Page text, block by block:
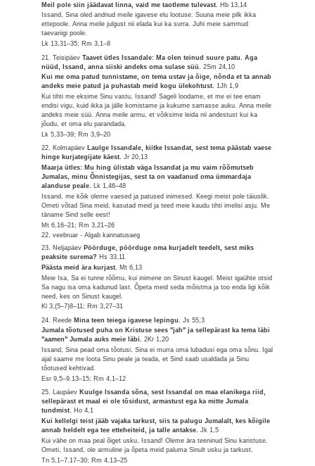
Meil pole siin jäädavat linna, vaid me taotleme tulevast. Hb 13,14
Issand, Sina oled andnud meile igavese elu lootuse. Suuna meie pilk ikka
ettepoole. Anna meile julgust nii elada kui ka surra. Juhi meie sammud
taevariigi poole.
Lk 13,31–35; Rm 3,1–8
21. TeisipäevTaavet ütles Issandale: Ma olen teinud suure patu. Aga
nüüd, Issand, anna siiski andeks oma sulase süü.2Sm 24,10
Kui me oma patud tunnistame, on tema ustav ja õige, nõnda et ta annab
andeks meie patud ja puhastab meid kogu ülekohtust.1Jh 1,9
Kui tihti me eksime Sinu vastu, Issand! Sageli loodame, et me ei tee enam
endisi vigu, kuid ikka ja jälle komistame ja kukume samasse auku. Anna meile
andeks meie süü. Anna meile armu, et võiksime leida nii andestust kui ka
jõudu, et oma elu parandada.
Lk 5,33–39; Rm 3,9–20
22. Kolmapäev Laulge Issandale, kiitke Issandat, sest tema päästab vaese
hinge kurjategijate käest.Jr 20,13
Maarja ütles: Mu hing ülistab väga Issandat ja mu vaim rõõmutseb
Jumalas, minu Õnnistegijas, sest ta on vaadanud oma ümmardaja
alanduse peale. Lk 1,46–48
Issand, me kõik oleme vaesed ja patused inimesed. Keegi meist pole täiuslik.
Ometi võtad Sina meid, kasutad meid ja teed meie kaudu tihti imelisi asju. Me
täname Sind selle eest!
Mt 6,16–21; Rm 3,21–26
22. veebruar - Algab kannatusaeg
23. Neljapäev Pöörduge, pöörduge oma kurjadelt teedelt, sest miks
peaksite surema? Hs 33,11
Päästa meid ära kurjast. Mt 6,13
Meie Isa, Sa ei tunne rõõmu, kui inimene on Sinust kaugel. Meist igaühte otsid
Sa nagu isa oma kadunud last. Õpeta meid seda mõistma ja too enda ligi kõik
need, kes on Sinust kaugel.
Kl 3,(5–7)8–11; Rm 3,27–31
24. Reede Mina teen teiega igavese lepingu.Js 55,3
Jumala tõotused puha on Kristuse sees "jah" ja sellepärast ka tema läbi
"aamen" Jumala auks meie läbi.2Kr 1,20
Issand, Sina pead oma tõotusi. Sina ei murra oma lubadusi ega oma sõnu. Igal
ajal saame me loota Sinu peale ja teada, et Sind saab usaldada ja Sinu
tõotused kehtivad.
Esr 9,5–9.13–15; Rm 4,1–12
25. Laupäev Kuulge Issanda sõna, sest Issandal on maa elanikega riid,
sellepärast et maal ei ole tõsidust, armastust ega ka mitte Jumala
tundmist. Ho 4,1
Kui kellelgi teist jääb vajaka tarkust, siis ta palugu Jumalalt, kes kõigile
annab heldelt ega tee etteheiteid, ja talle antakse.Jk 1,5
Kui vähe on maa peal õiget usku, Issand! Oleme ära teeninud Sinu karistuse.
Ometi, Issand, ole armuline ja õpeta meid paluma Sinult usku ja tarkust.
Tn 5,1–7.17–30; Rm 4,13–25